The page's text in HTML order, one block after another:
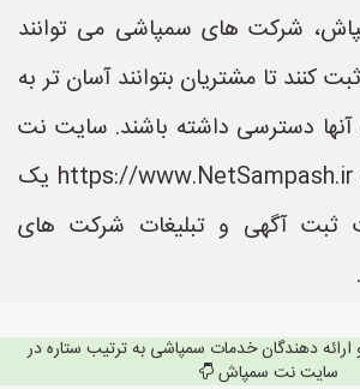
شرکت های سمپاشی می توانند
کنند تا مشتریان بتوانند آسان تر به
دسترسی داشته باشند. سایت نت
سمپاش به نشانی https://www.NetSampash.ir یک
ثبت آگهی و تبلیغات شرکت های
دهندگان خدمات سمپاشی به ترتیب ستاره در
سایت نت سمپاش